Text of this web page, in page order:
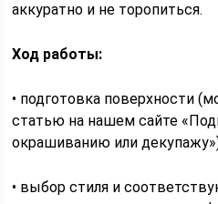
аккуратно и не торопиться.
Ход работы:
• подготовка поверхности
статью на нашем сайте
окрашиванию или
• выбор стиля и